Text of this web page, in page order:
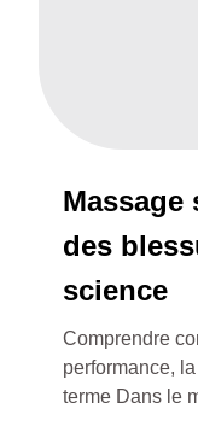
des
science
Comprendre
performance,
terme Dans le